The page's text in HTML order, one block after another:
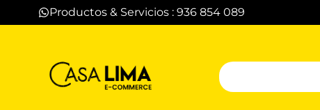
Productos & Servicios : 936 854 089